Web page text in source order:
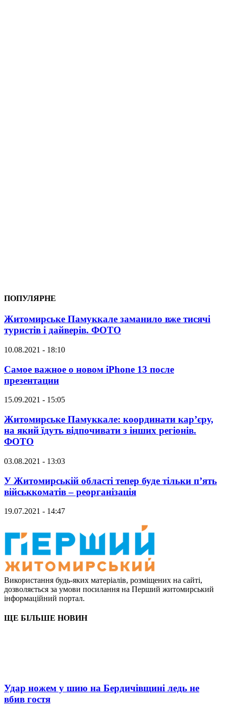
ПОПУЛЯРНЕ
Житомирське Памуккале заманило вже тисячі
туристів і дайверів. ФОТО
10.08.2021 - 18:10
Самое важное о новом iPhone 13 после
презентации
15.09.2021 - 15:05
Житомирське Памуккале: координати кар’єру,
на який їдуть відпочивати з інших регіонів.
ФОТО
03.08.2021 - 13:03
У Житомирській області тепер буде тільки п’ять
військкоматів – реорганізація
19.07.2021 - 14:47
Використання будь-яких матеріалів, розміщених на сайті,
дозволяється за умови посилання на Перший житомирський
інформаційний портал.
ЩЕ БІЛЬШЕ НОВИН
Удар ножем у шию на Бердичівщині ледь не
вбив гостя